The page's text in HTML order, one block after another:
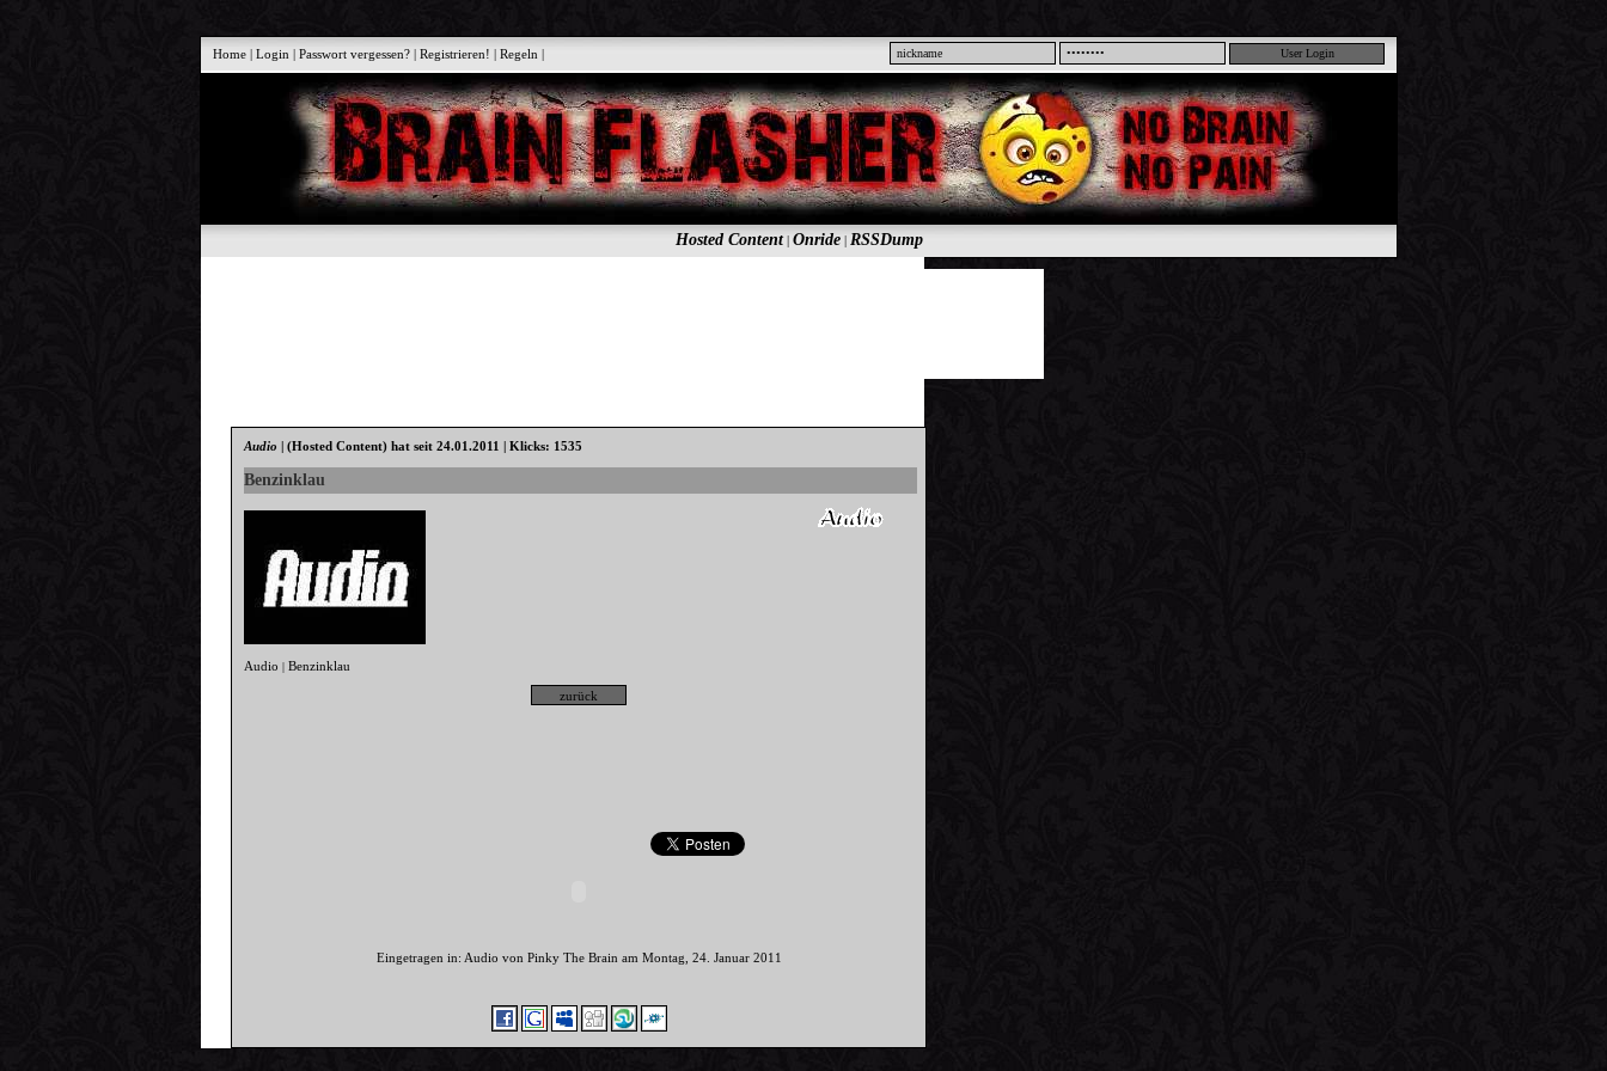
Home |Login |Passwort vergessen? |Registrieren! |Regeln |
Hosted Content| Onride| RSSDump
Audio |(Hosted Content) hat seit 24.01.2011 | Klicks: 1535
Benzinklau
Audio |Benzinklau
Eingetragen in: Audio von Pinky The Brain am Montag, 24. Januar 2011